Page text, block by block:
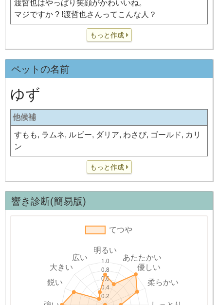
渡哲也はやっぱり笑顔がかわいいね。
マジですか ? !渡哲也さんってこんな人？
もっと作成
ペットの名前
ゆず
他候補
すもも, ラムネ, ルビー, ダリア, わさび, ゴールド, カリ
ン
もっと作成
響き診断(簡易版)